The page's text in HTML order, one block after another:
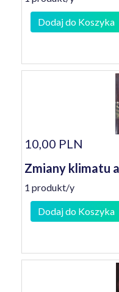
Dodaj do Koszyka
10,00 PLN
Zmiany klimatu
1 produkt/y
Dodaj do Koszyka